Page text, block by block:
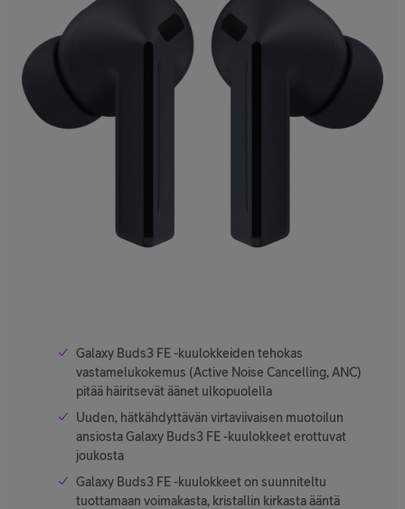
Galaxy Buds3 FE -kuulokkeiden tehokas
vastamelukokemus (Active Noise Cancelling, ANC)
pitää häiritsevät äänet ulkopuolella
Uuden, hätkähdyttävän virtaviivaisen muotoilun
ansiosta Galaxy Buds3 FE -kuulokkeet erottuvat
joukosta
Galaxy Buds3 FE -kuulokkeet on suunniteltu
tuottamaan voimakasta, kristallin kirkasta ääntä